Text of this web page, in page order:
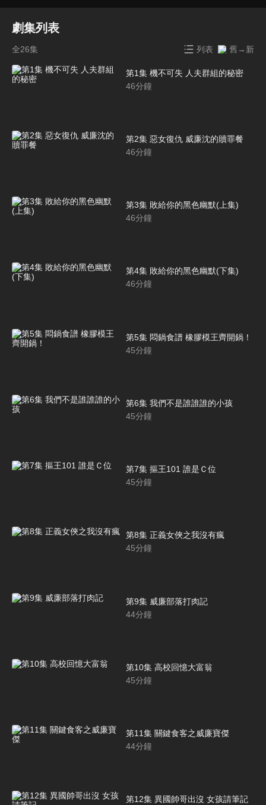
劇集列表
全26集 列表 舊→新
第1集 機不可失 人夫群組的秘密
46分鐘
第2集 惡女復仇 威廉沈的贖罪餐
46分鐘
第3集 敗給你的黑色幽默(上集)
46分鐘
第4集 敗給你的黑色幽默(下集)
46分鐘
第5集 悶鍋食譜 橡膠模王齊開鍋！
45分鐘
第6集 我們不是誰誰誰的小孩
45分鐘
第7集 摳王101 誰是Ｃ位
45分鐘
第8集 正義女俠之我沒有瘋
45分鐘
第9集 威廉部落打肉記
44分鐘
第10集 高校回憶大富翁
45分鐘
第11集 關鍵食客之威廉寶傑
44分鐘
第12集 異國帥哥出沒 女孩請筆記